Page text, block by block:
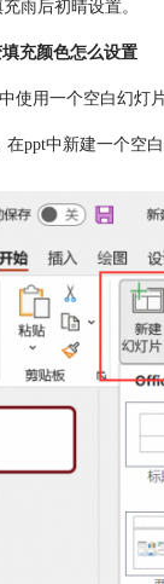
雨后初晴设置。
充颜色怎么设置
使用一个空白幻灯
在ppt中新建一个空白